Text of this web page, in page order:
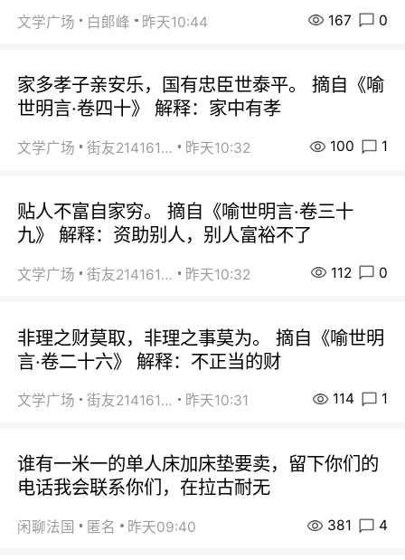
文学广场 白郞峰 昨天10:44 167 0
家多孝子亲安乐，国有忠臣世泰平。 摘自《喻
世明言·卷四十》 解释：家中有孝
文学广场 街友21416156 昨天10:32 100 1
贴人不富自家穷。 摘自《喻世明言·卷三十
九》 解释：资助别人，别人富裕不了
文学广场 街友21416156 昨天10:32 112 0
非理之财莫取，非理之事莫为。 摘自《喻世明
言·卷二十六》 解释：不正当的财
文学广场 街友21416156 昨天10:31 114 1
谁有一米一的单人床加床垫要卖，留下你们的
电话我会联系你们，在拉古耐无
闲聊法国 匿名 昨天09:40 381 4